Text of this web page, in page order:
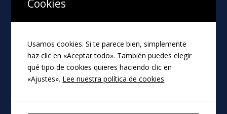
informes. Defectos constructivos.
Reclamaciones contra:
constructoras, promotoras,
arquitectos, aparejadores …
Cookies
Usamos cookies. Si te parece bien, simplemente
haz clic en «Aceptar todo». También puedes elegir
qué tipo de cookies quieres haciendo clic en
«Ajustes». Lee nuestra política de cookies